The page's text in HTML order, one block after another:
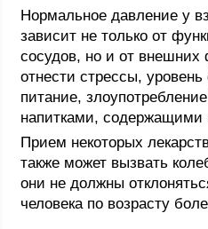
Нормальное давление у
зависит не только от
сосудов, но и от
отнести стрессы,
питание,
напитками, содержащими
Прием некоторых
также может вызвать
они не должны
человека по возрасту